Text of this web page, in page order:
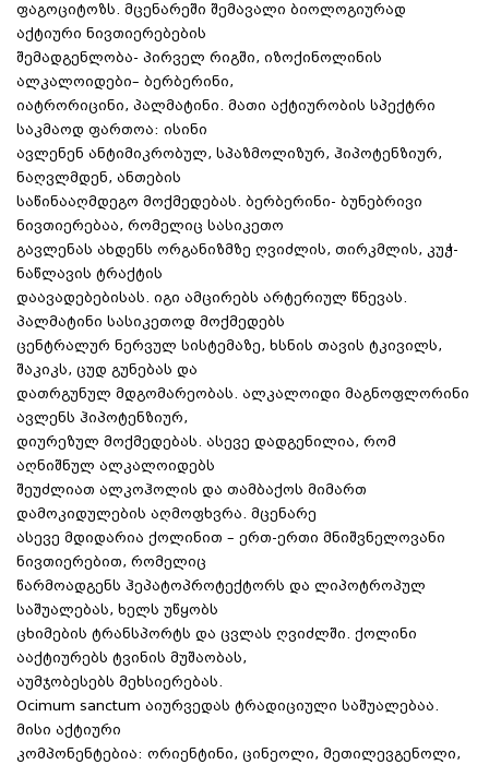
ფაგოციტოზს. მცენარეში შემავალი ბიოლოგიურად
აქტიური ნივთიერებების
შემადგენლობა- პირველ რიგში, იზოქინოლინის
ალკალოიდები– ბერბერინი,
იატრორიცინი, პალმატინი. მათი აქტიურობის სპექტრი
საკმაოდ ფართოა: ისინი
ავლენენ ანტიმიკრობულ, სპაზმოლიზურ, ჰიპოტენზიურ,
ნაღვლმდენ, ანთების
საწინააღმდეგო მოქმედებას. ბერბერინი- ბუნებრივი
ნივთიერებაა, რომელიც სასიკეთო
გავლენას ახდენს ორგანიზმზე ღვიძლის, თირკმლის, კუჭ-
ნაწლავის ტრაქტის
დაავადებებისას. იგი ამცირებს არტერიულ წნევას.
პალმატინი სასიკეთოდ მოქმედებს
ცენტრალურ ნერვულ სისტემაზე, ხსნის თავის ტკივილს,
შაკიკს, ცუდ გუნებას და
დათრგუნულ მდგომარეობას. ალკალოიდი მაგნოფლორინი
ავლენს ჰიპოტენზიურ,
დიურეზულ მოქმედებას. ასევე დადგენილია, რომ
აღნიშნულ ალკალოიდებს
შეუძლიათ ალკოჰოლის და თამბაქოს მიმართ
დამოკიდულების აღმოფხვრა. მცენარე
ასევე მდიდარია ქოლინით – ერთ-ერთი მნიშვნელოვანი
ნივთიერებით, რომელიც
წარმოადგენს ჰეპატოპროტექტორს და ლიპოტროპულ
საშუალებას, ხელს უწყობს
ცხიმების ტრანსპორტს და ცვლას ღვიძლში. ქოლინი
ააქტიურებს ტვინის მუშაობას,
აუმჯობესებს მეხსიერებას.
Ocimum sanctum აიურვედას ტრადიციული საშუალებაა.
მისი აქტიური
კომპონენტებია: ორიენტინი, ცინეოლი, მეთილევგენოლი,